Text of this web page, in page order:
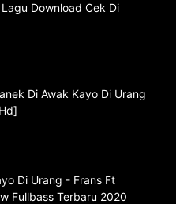
Download Cek Di
Di Awak Kayo Di Urang
Di Urang - Frans Ft
Fullbass Terbaru 2020